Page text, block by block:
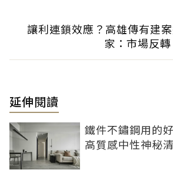
讓利連鎖效應？高雄傳有建
家：市場反
延伸閱讀
鐵件不鏽鋼用的
高質感中性神秘